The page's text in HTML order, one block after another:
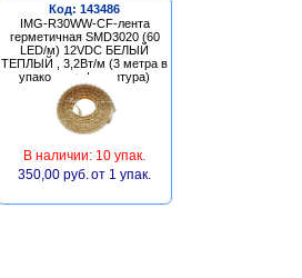
Код: 143486
IMG-R30WW-CF-лента
герметичная SMD3020 (60
LED/м) 12VDC БЕЛЫЙ
ТЕПЛЫЙ , 3,2Вт/м (3 метра в
упаковке + фурнитура)
В наличии: 10 упак.
350,00 руб. от 1 упак.